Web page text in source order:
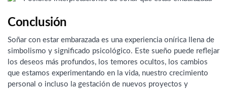
Conclusión
Soñar con estar embarazada es una experiencia onírica llena de
simbolismo y significado psicológico. Este sueño puede reflejar
los deseos más profundos, los temores ocultos, los cambios
que estamos experimentando en la vida, nuestro crecimiento
personal o incluso la gestación de nuevos proyectos y